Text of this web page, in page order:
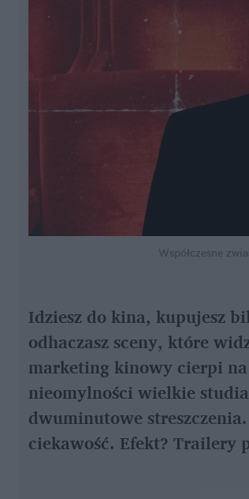
Współczesne
Idziesz do kina, kupujesz
odhaczasz sceny, które
marketing kinowy cierpi na
nieomylności wielkie
dwuminutowe
ciekawość. Efekt? Trailery